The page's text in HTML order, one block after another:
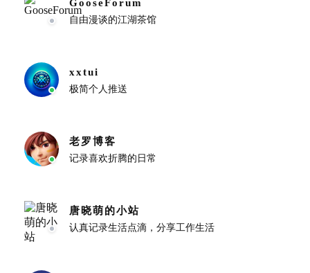
GooseForum
自由漫谈的江湖茶馆
xxtui
极简个人推送
老罗博客
记录喜欢折腾的日常
唐晓萌的小站
认真记录生活点滴，分享工作生活